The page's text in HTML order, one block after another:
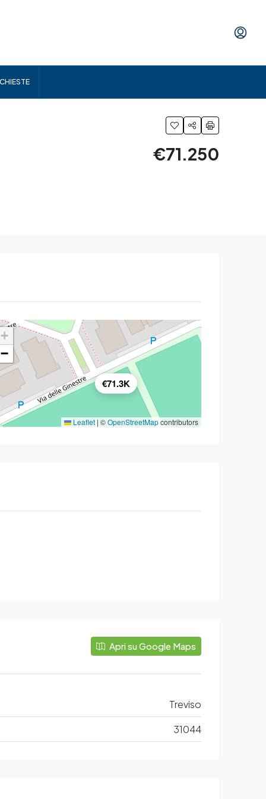
€71.250
€71.3K
+
−
Leaflet | ©OpenStreetMapcontributors
Apri su Google Maps
Treviso
31044